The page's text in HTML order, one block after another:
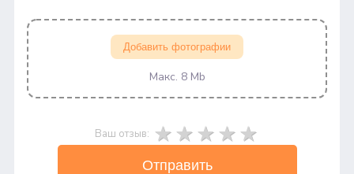
Добавить фотографии
Макс. 8 Mb
Ваш отзыв:
Отправить